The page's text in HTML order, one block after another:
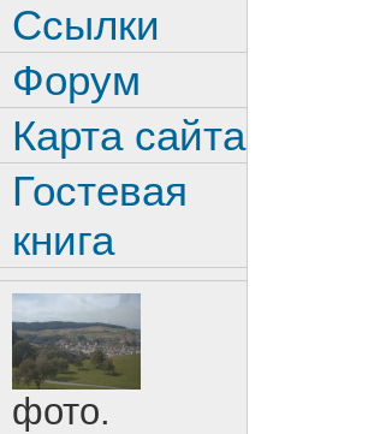
Ссылки
Форум
Карта сайта
Гостевая
книга
фото.